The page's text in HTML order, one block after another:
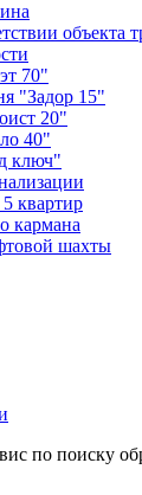
объекта
70"
"Задор 15"
20"
40"
ключ"
квартир
кармана
шахты
по поиску